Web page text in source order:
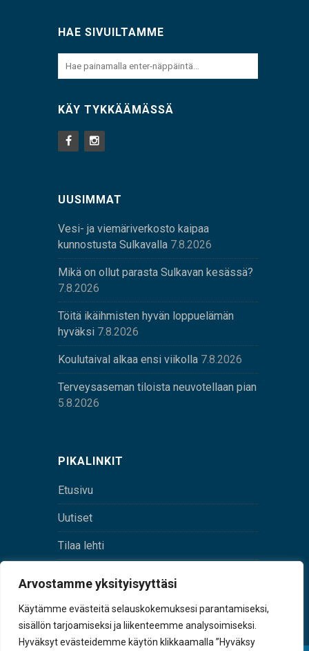
Arvostamme yksityisyyttäsi
Käytämme evästeitä selauskokemuksesi parantamiseksi,
sisällön tarjoamiseksi ja liikenteemme analysoimiseksi.
Hyväksyt evästeidemme käytön klikkaamalla ”Hyväksy
HAE SIVUILTAMME
KÄY TYKKÄÄMÄSSÄ
UUSIMMAT
Vesi- ja viemäriverkosto kaipaa
kunnostusta Sulkavalla 7.8.2026
Mikä on ollut parasta Sulkavan kesässä?
7.8.2026
Töitä ikäihmisten hyvän loppuelämän
hyväksi 7.8.2026
Koulutaival alkaa ensi viikolla 7.8.2026
Terveysaseman tiloista neuvotellaan pian
5.8.2026
PIKALINKIT
Etusivu
Uutiset
Tilaa lehti